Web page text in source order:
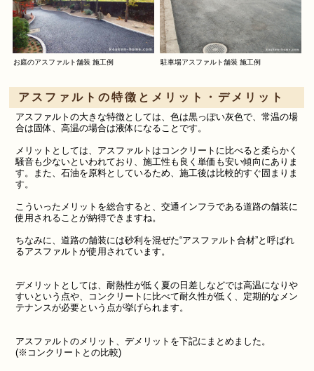
お庭のアスファルト舗装 施工例 駐車場アスファルト舗装 施工例
アスファルトの特徴とメリット・デメリット
アスファルトの大きな特徴としては、色は黒っぽい灰色で、常温の場
合は固体、高温の場合は液体になることです。
メリットとしては、アスファルトはコンクリートに比べると柔らかく
騒音も少ないといわれており、施工性も良く単価も安い傾向にありま
す。また、石油を原料としているため、施工後は比較的すぐ固まりま
す。
こういったメリットを総合すると、交通インフラである道路の舗装に
使用されることが納得できますね。
ちなみに、道路の舗装には砂利を混ぜた“アスファルト合材”と呼ばれ
るアスファルトが使用されています。
デメリットとしては、耐熱性が低く夏の日差しなどでは高温になりや
すいという点や、コンクリートに比べて耐久性が低く、定期的なメン
テナンスが必要という点が挙げられます。
アスファルトのメリット、デメリットを下記にまとめました。
(※コンクリートとの比較)